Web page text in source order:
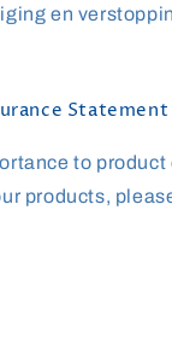
en
Statement
to
products,